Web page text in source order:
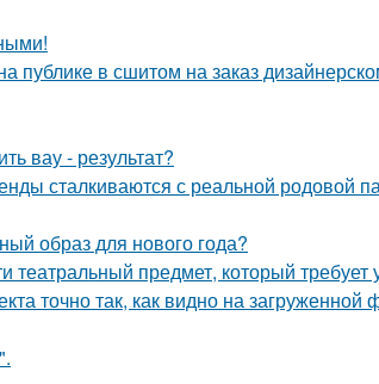
публике в сшитом на заказ
вау - результат?
сталкиваются с реальной родовой
образ для нового года?
театральный предмет, который требует
точно так, как видно на загруженной